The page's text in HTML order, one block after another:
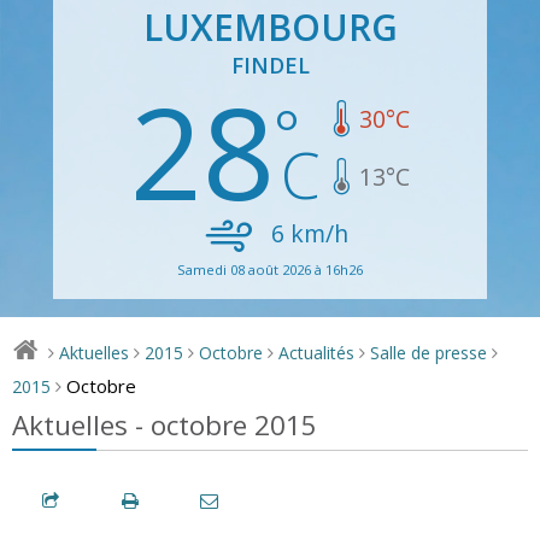
LUXEMBOURG
FINDEL
28 30°C
13°C
6 km/h
Samedi 08 août 2026 à 16h26
> Aktuelles > 2015 > Octobre > Actualités > Salle de presse >
2015 > Octobre
Aktuelles - octobre 2015